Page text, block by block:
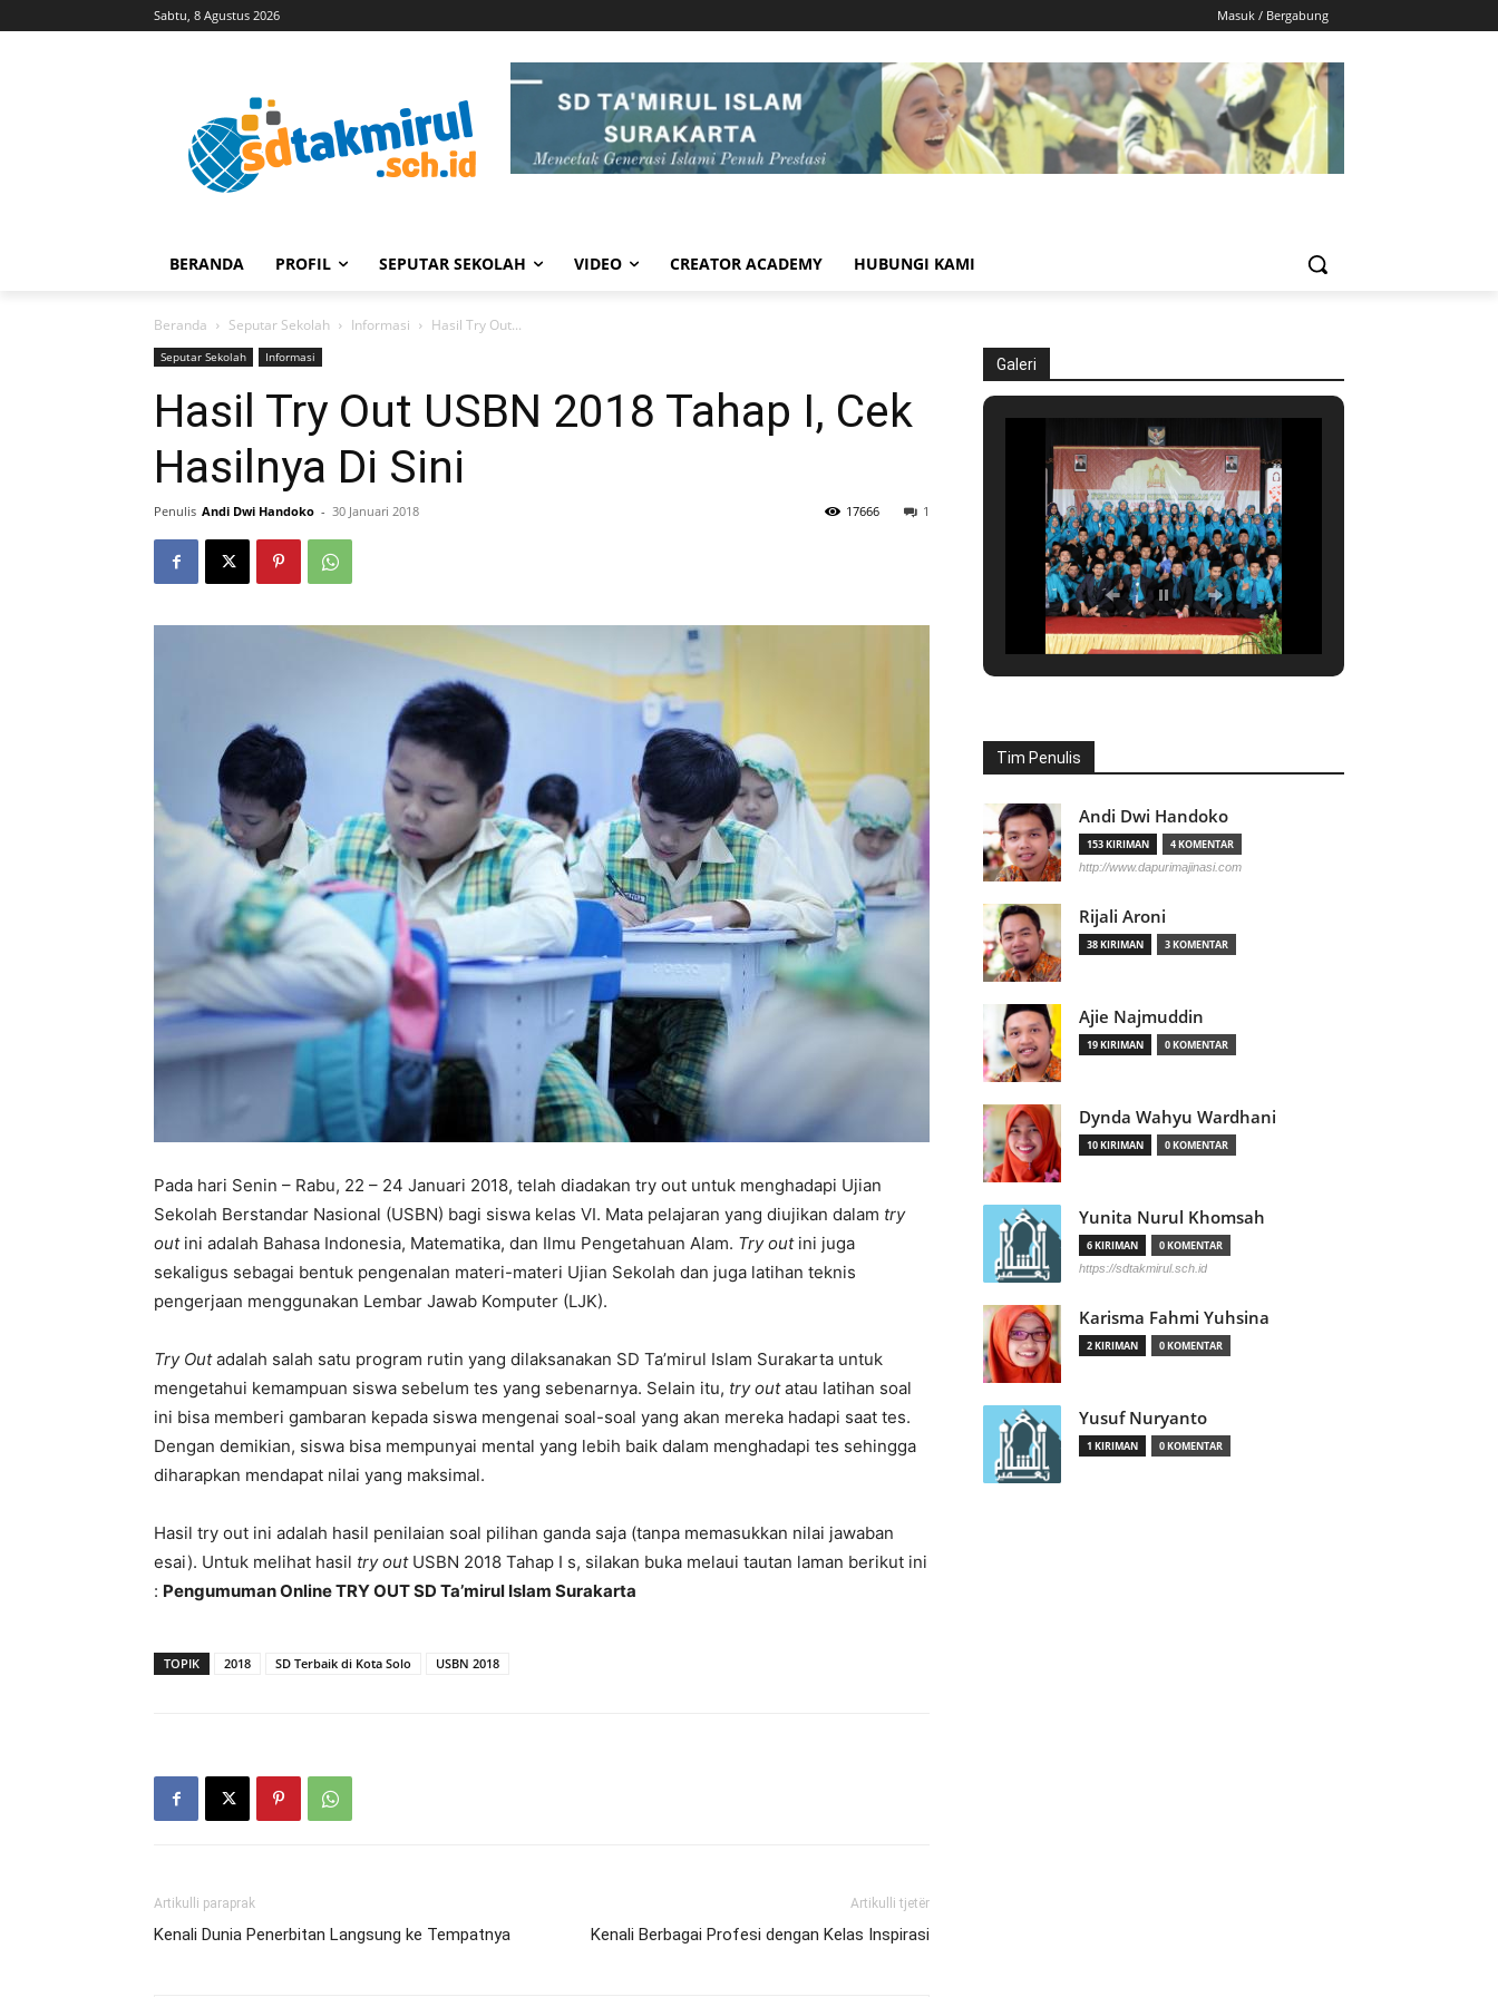
Sabtu, 8 Agustus 2026 Masuk / Bergabung
BERANDA PROFIL SEPUTAR SEKOLAH VIDEO CREATOR ACADEMY HUBUNGI KAMI
Beranda Seputar Sekolah Informasi Hasil Try Out...
Seputar Sekolah Informasi
Hasil Try Out USBN 2018 Tahap I, Cek
Hasilnya Di Sini
Penulis Andi Dwi Handoko - 30 Januari 2018 1
17666
Pada hari Senin – Rabu, 22 – 24 Januari 2018, telah diadakan try out untuk menghadapi Ujian
Sekolah Berstandar Nasional (USBN) bagi siswa kelas VI. Mata pelajaran yang diujikan dalam try
outini adalah Bahasa Indonesia, Matematika, dan Ilmu Pengetahuan Alam. Try outini juga
sekaligus sebagai bentuk pengenalan materi-materi Ujian Sekolah dan juga latihan teknis
pengerjaan menggunakan Lembar Jawab Komputer (LJK).
Try Outadalah salah satu program rutin yang dilaksanakan SD Ta’mirul Islam Surakarta untuk
mengetahui kemampuan siswa sebelum tes yang sebenarnya. Selain itu, try outatau latihan soal
ini bisa memberi gambaran kepada siswa mengenai soal-soal yang akan mereka hadapi saat tes.
Dengan demikian, siswa bisa mempunyai mental yang lebih baik dalam menghadapi tes sehingga
diharapkan mendapat nilai yang maksimal.
Hasil try out ini adalah hasil penilaian soal pilihan ganda saja (tanpa memasukkan nilai jawaban
esai). Untuk melihat hasil try outUSBN 2018 Tahap I s, silakan buka melaui tautan laman berikut ini
: Pengumuman Online TRY OUT SD Ta’mirul Islam Surakarta
TOPIK 2018 SD Terbaik di Kota Solo USBN 2018
Artikulli paraprak
Kenali Dunia Penerbitan Langsung ke Tempatnya
Artikulli tjetër
Kenali Berbagai Profesi dengan Kelas Inspirasi
Galeri
Tim Penulis
Andi Dwi Handoko
153 KIRIMAN 4 KOMENTAR
http://www.dapurimajinasi.com
Rijali Aroni
38 KIRIMAN 3 KOMENTAR
Ajie Najmuddin
19 KIRIMAN 0 KOMENTAR
Dynda Wahyu Wardhani
10 KIRIMAN 0 KOMENTAR
Yunita Nurul Khomsah
6 KIRIMAN 0 KOMENTAR
https://sdtakmirul.sch.id
Karisma Fahmi Yuhsina
2 KIRIMAN 0 KOMENTAR
Yusuf Nuryanto
1 KIRIMAN 0 KOMENTAR